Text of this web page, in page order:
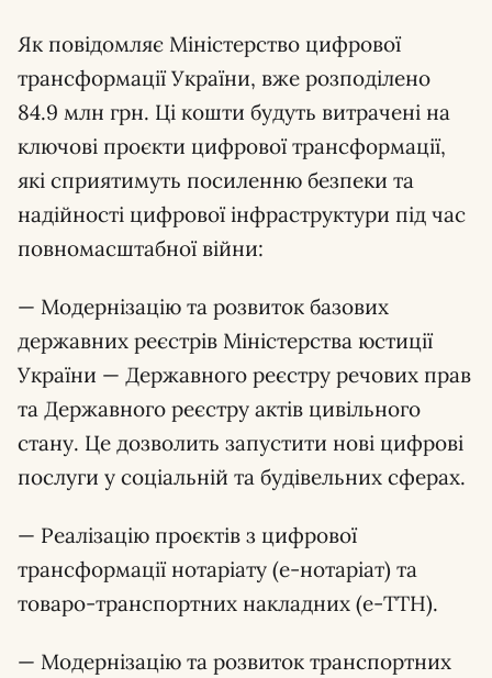
Як повідомляє Міністерство цифрової
трансформації України, вже розподілено
84.9 млн грн. Ці кошти будуть витрачені на
ключові проєкти цифрової трансформації,
які сприятимуть посиленню безпеки та
надійності цифрової інфраструктури під час
повномасштабної війни:
— Модернізацію та розвиток базових
державних реєстрів Міністерства юстиції
України — Державного реєстру речових прав
та Державного реєстру актів цивільного
стану. Це дозволить запустити нові цифрові
послуги у соціальній та будівельних сферах.
— Реалізацію проєктів з цифрової
трансформації нотаріату (е-нотаріат) та
товаро-транспортних накладних (е-ТТН).
— Модернізацію та розвиток транспортних